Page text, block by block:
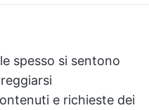
spesso si sentono
e richieste dei